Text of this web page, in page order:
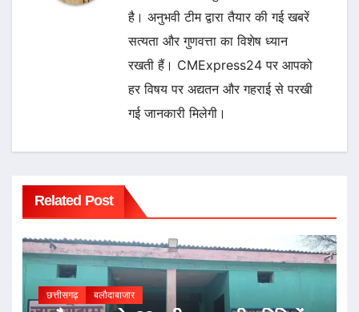
है। अनुभवी टीम द्वारा तैयार की गई खबरें
सत्यता और गुणवत्ता का विशेष ध्यान
रखती हैं। CMExpress24 पर आपको
हर विषय पर अद्यतन और गहराई से परखी
गई जानकारी मिलेगी।
Related Post
छत्तीसगढ़ बलौदाबाजार